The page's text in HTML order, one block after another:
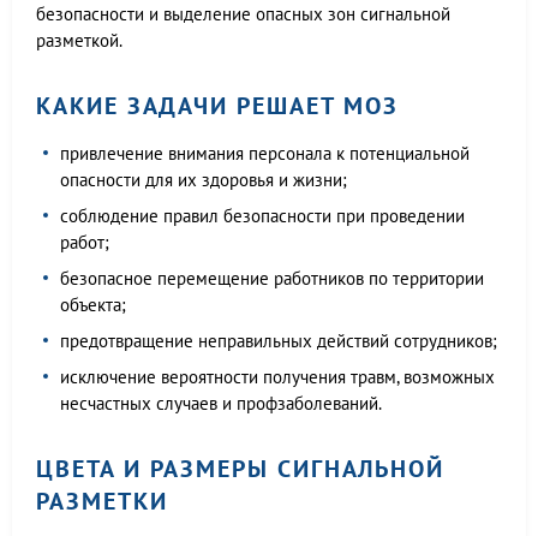
безопасности и выделение опасных зон сигнальной
разметкой.
КАКИЕ ЗАДАЧИ РЕШАЕТ МОЗ
привлечение внимания персонала к потенциальной
опасности для их здоровья и жизни;
соблюдение правил безопасности при проведении
работ;
безопасное перемещение работников по территории
объекта;
предотвращение неправильных действий сотрудников;
исключение вероятности получения травм, возможных
несчастных случаев и профзаболеваний.
ЦВЕТА И РАЗМЕРЫ СИГНАЛЬНОЙ
РАЗМЕТКИ